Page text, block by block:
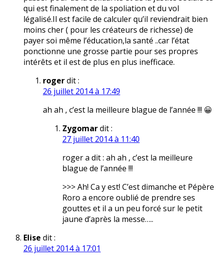
qui est finalement de la spoliation et du vol
légalisé.Il est facile de calculer qu’il reviendrait bien
moins cher ( pour les créateurs de richesse) de
payer soi même l’éducation,la santé ..car l’état
ponctionne une grosse partie pour ses propres
intérêts et il est de plus en plus inefficace.
rogerdit :
26 juillet 2014 à 17:49
ah ah , c’est la meilleure blague de l’année !!! 😀
Zygomardit :
27 juillet 2014 à 11:40
roger a dit : ah ah , c’est la meilleure
blague de l’année !!!
>>> Ah! Ca y est! C’est dimanche et Pépère
Roro a encore oublié de prendre ses
gouttes et il a un peu forcé sur le petit
jaune d’après la messe…..
Elise dit :
26 juillet 2014 à 17:01